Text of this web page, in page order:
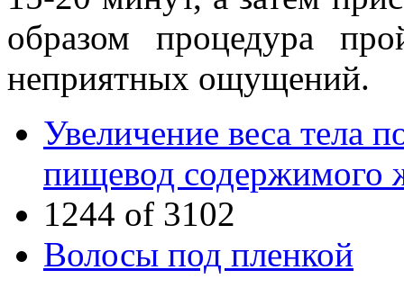
образом процедура
неприятных ощущений.
Увеличение веса тела
пищевод содержимого
1244 of 3102
Волосы под пленкой